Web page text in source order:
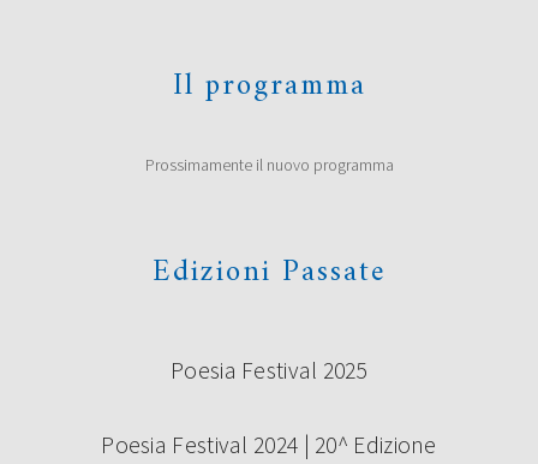
Il programma
Prossimamente il nuovo programma
Edizioni Passate
Poesia Festival 2025
Poesia Festival 2024 | 20^ Edizione